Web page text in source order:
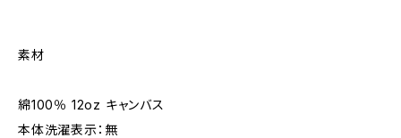
素材
綿100％ 12oz キャンバス
本体洗濯表示：無